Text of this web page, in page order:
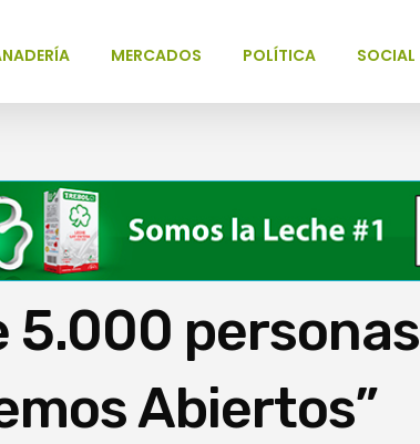
MERCADOS POLÍTICA SOCIAL
5.000 personas
Abiertos”